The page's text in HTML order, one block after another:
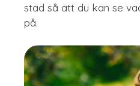
stad så att du kan se
på.